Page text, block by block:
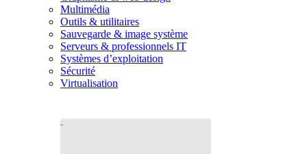
Multimédia
Outils & utilitaires
Sauvegarde & image système
Serveurs & professionnels IT
Systèmes d’exploitation
Sécurité
Virtualisation